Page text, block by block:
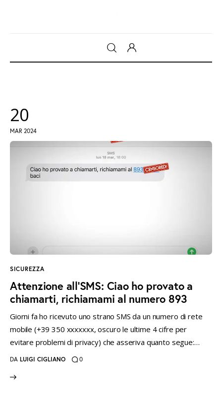
Intrattenimento
Web Log
instagramm
threadstwitter-
x
rss
20
MAR 2024
SICUREZZA
Attenzione all’SMS: Ciao ho provato a
chiamarti, richiamami al numero 893
Giorni fa ho ricevuto uno strano SMS da un numero di rete
mobile (+39 350 xxxxxxx, oscuro le ultime 4 cifre per
evitare problemi di privacy) che asseriva quanto segue:…
DA LUIGI CIGLIANO 0